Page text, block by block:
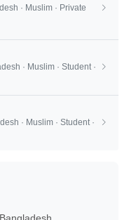
· Muslim · Private
· Muslim · Student ·
· Muslim · Student ·